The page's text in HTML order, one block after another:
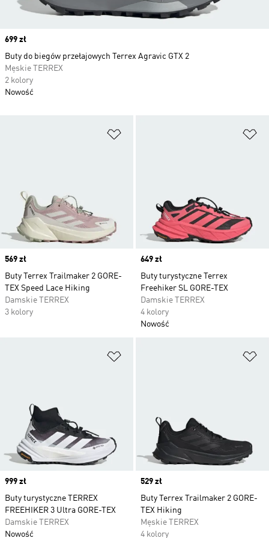
Price
569 zł
Buty Terrex Trailmaker 2 GORE-
TEX Speed Lace Hiking
Damskie TERREX
3 kolory
Price
649 zł
Buty turystyczne Terrex
Freehiker SL GORE-TEX
Damskie TERREX
4 kolory
Nowość
Price
999 zł
Buty turystyczne TERREX
FREEHIKER 3 Ultra GORE-TEX
Damskie TERREX
Nowość
Price
529 zł
Buty Terrex Trailmaker 2 GORE-
TEX Hiking
Męskie TERREX
4 kolory
Price
699 zł
Buty do biegów przełajowych Terrex Agravic GTX 2
Męskie TERREX
2 kolory
Nowość